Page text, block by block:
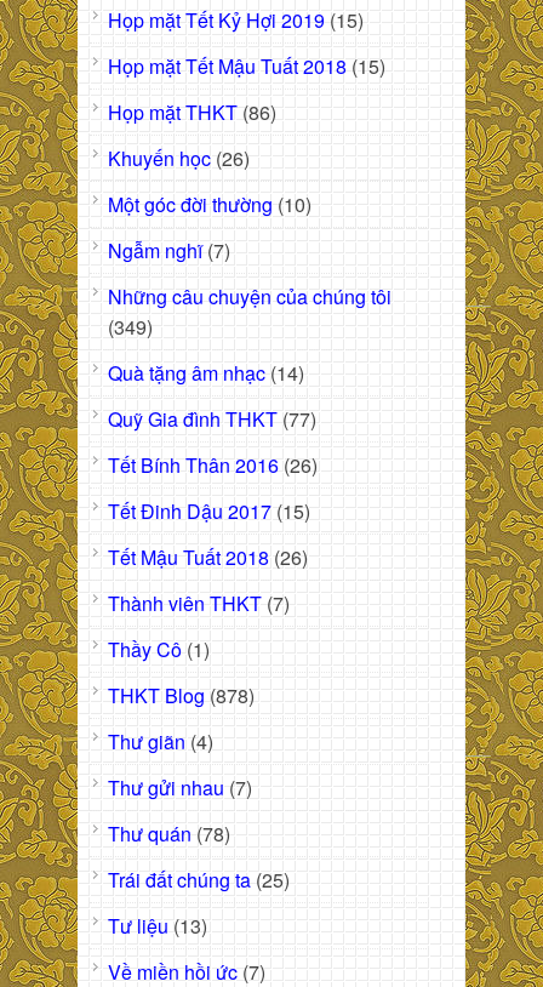
Họp mặt Tết Kỷ Hợi 2019 (15)
Họp mặt Tết Mậu Tuất 2018 (15)
Họp mặt THKT (86)
Khuyến học (26)
Một góc đời thường (10)
Ngẫm nghĩ(7)
Những câu chuyện của chúng tôi
(349)
Quà tặng âm nhạc (14)
Quỹ Gia đình THKT (77)
Tết Bính Thân 2016 (26)
Tết Đinh Dậu 2017 (15)
Tết Mậu Tuất 2018 (26)
Thành viên THKT (7)
Thầy Cô (1)
THKT Blog (878)
Thư giãn (4)
Thư gửi nhau (7)
Thư quán (78)
Trái đất chúng ta (25)
Tư liệu (13)
Về miền hồi ức (7)